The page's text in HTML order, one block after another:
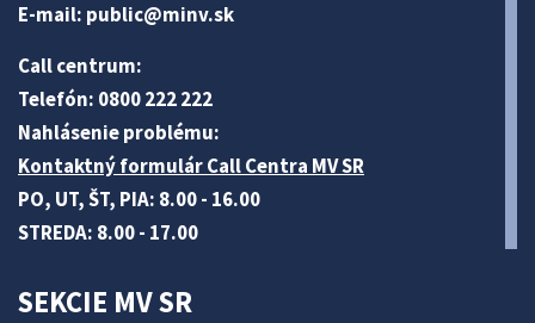
E-mail: public@minv.sk
Call centrum:
Telefón: 0800 222 222
Nahlásenie problému:
Kontaktný formulár Call Centra MV SR
PO, UT, ŠT, PIA: 8.00 - 16.00
STREDA: 8.00 - 17.00
SEKCIE MV SR